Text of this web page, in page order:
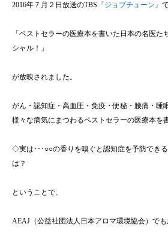
2016年７月２日放送のTBS 『ジョブチューン』
「ベストセラーの医療本を書いた日本の名医
シャル！」
が放映されました。
がん・認知症・高血圧・免疫・便秘・腰痛・睡
様々な病気にまつわるベストセラーの医療本を
◇実は･･･○○の香りを嗅ぐと認知症を予防でき
は？
ということで、
AEAJ（公益社団法人日本アロマ環境協会）で